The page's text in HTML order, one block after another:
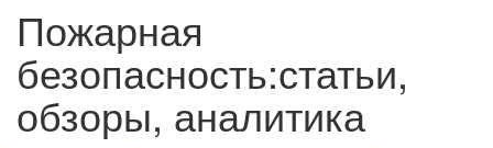
Пожарная
безопасность:статьи,
обзоры, аналитика